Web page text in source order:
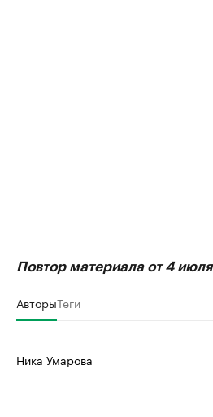
Повтор материала от 4 июля
АвторыТеги
Ника Умарова